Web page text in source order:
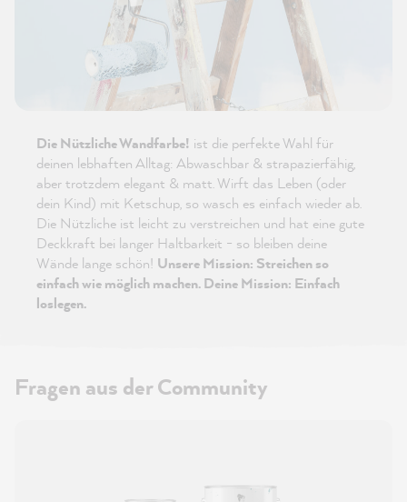
Die Nützliche Wandfarbe! ist die perfekte Wahl für
deinen lebhaften Alltag: Abwaschbar & strapazierfähig,
aber trotzdem elegant & matt. Wirft das Leben (oder
dein Kind) mit Ketschup, so wasch es einfach wieder ab.
Die Nützliche ist leicht zu verstreichen und hat eine gute
Deckkraft bei langer Haltbarkeit - so bleiben deine
Wände lange schön! Unsere Mission: Streichen so
einfach wie möglich machen. Deine Mission: Einfach
loslegen.
Fragen aus der Community